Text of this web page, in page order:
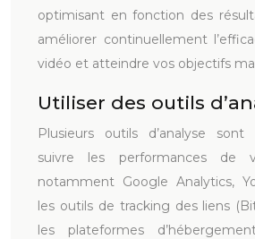
optimisant en fonction des
améliorer continuellement
vidéo et atteindre vos objectifs
Utiliser des outils
Plusieurs outils d’analyse sont
suivre les performances de
notamment Google Analytics,
les outils de tracking des liens
les plateformes